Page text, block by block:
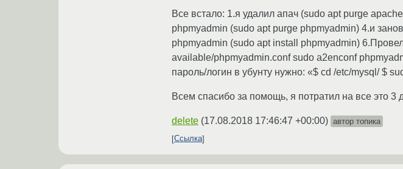
Все встало: 1.я удалил апач (sudo apt purge
phpmyadmin (sudo apt purge phpmyadmin) 4.и
phpmyadmin (sudo apt install phpmyadmin)
available/phpmyadmin.conf sudo a2enconf
пароль/логин в убунту нужно: «$ cd /etc/mysql/ $
Всем спасибо за помощь, я потратил на все это 3
delete (17.08.2018 17:46:47 +00:00) автор топика
Ссылка